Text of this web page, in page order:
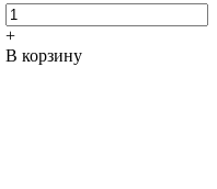
+
В корзину